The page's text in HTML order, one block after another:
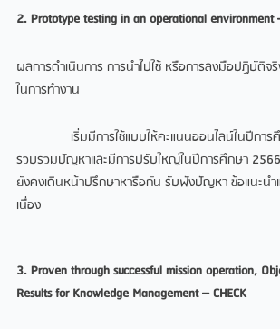
2. Prototype testing in an operational environment
ผลการดำเนินการ การนำไปใช้ หรือการลงมือปฏิบัติ
ในการทำงาน
เริ่มมีการใช้แบบให้คะแนนออนไลน์ในปีการศึก
รวบรวมปัญหาและมีการปรับใหญ่ในปีการศึกษา
ยังคงเดินหน้าปรึกษาหารือกัน รับฟังปัญหา ข้อแนะน
เนื่อง
3. Proven through successful mission operation,
Results for Knowledge Management – CHECK